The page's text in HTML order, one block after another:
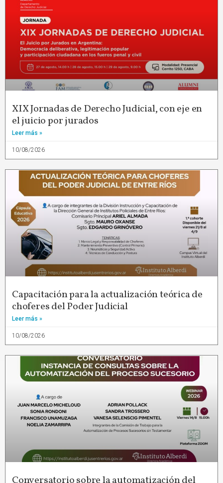
XIX Jornadas de Derecho Judicial, con eje en
el juicio por jurados
Leer más »
10/08/2026
Capacitación para la actualización teórica de
choferes del Poder Judicial
Leer más »
10/08/2026